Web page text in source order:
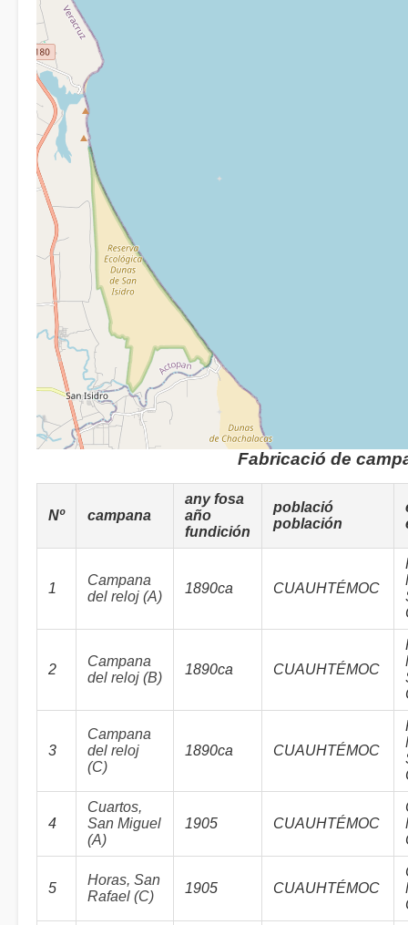
Fabricació de
Nº campana
any fosa
año
fundición
població
población
1
Campana
del reloj (A)
1890ca CUAUHTÉMOC
2
Campana
del reloj (B)
1890ca CUAUHTÉMOC
3
Campana
del reloj
(C)
1890ca CUAUHTÉMOC
4
Cuartos,
San Miguel
(A)
1905 CUAUHTÉMOC
5
Horas, San
Rafael (C)
1905 CUAUHTÉMOC